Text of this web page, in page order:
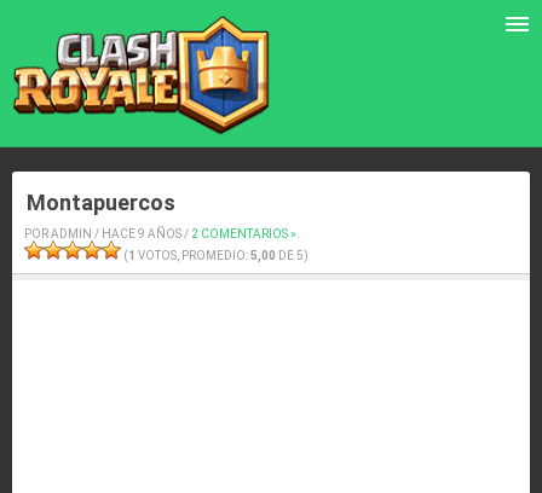
Montapuercos
POR ADMIN / HACE 9 AÑOS / 2 COMENTARIOS »
(1 VOTOS, PROMEDIO:5,00 DE 5)